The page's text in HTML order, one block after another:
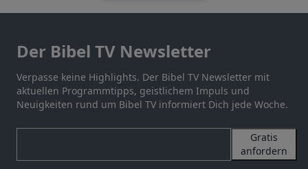
Der Bibel TV Newsletter
Verpasse keine Highlights. Der Bibel TV Newsletter mit
aktuellen Programmtipps, geistlichem Impuls und
Neuigkeiten rund um Bibel TV informiert Dich jede Woche.
Gratis
anfordern